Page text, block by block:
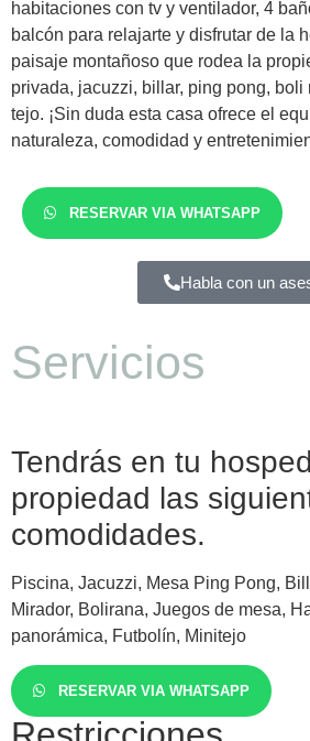
habitaciones con tv y ventilador, 4
balcón para relajarte y disfrutar de la
paisaje montañoso que rodea la
privada, jacuzzi, billar, ping pong, boli
tejo. ¡Sin duda esta casa ofrece el
naturaleza, comodidad y
RESERVAR VIA WHATSAPP
Habla con un
Servicios
Tendrás en tu
propiedad las
comodidades.
Piscina, Jacuzzi, Mesa Ping Pong,
Mirador, Bolirana, Juegos de mesa,
panorámica, Futbolín, Minitejo
RESERVAR VIA WHATSAPP